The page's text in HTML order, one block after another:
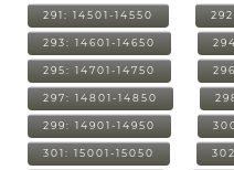
291: 14501-14550
293: 14601-14650
295: 14701-14750
297: 14801-14850
299: 14901-14950
301: 15001-15050